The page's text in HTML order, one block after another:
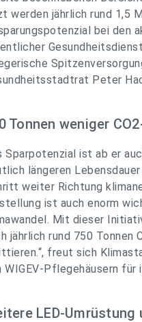
werden jährlich rund 1,5
bei den
Peter
Tonnen weniger
Sparpotenzial ist ab er
längeren
weiter Richtung
ist auch enorm
Mit dieser
jährlich rund 750
, freut sich
WIGEV-Pflegehäusern für
LED-